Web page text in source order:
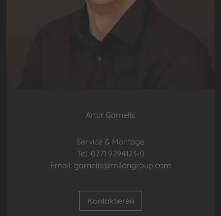
Artur Garnelis
Service & Montage
Tel: 0771 9294123-0
Email: garnelis@milongroup.com
Kontaktieren